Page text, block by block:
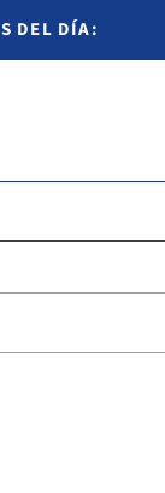
DEL DÍA: